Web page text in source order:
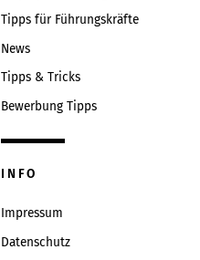
Tipps für Führungskräfte
News
Tipps & Tricks
Bewerbung Tipps
INFO
Impressum
Datenschutz